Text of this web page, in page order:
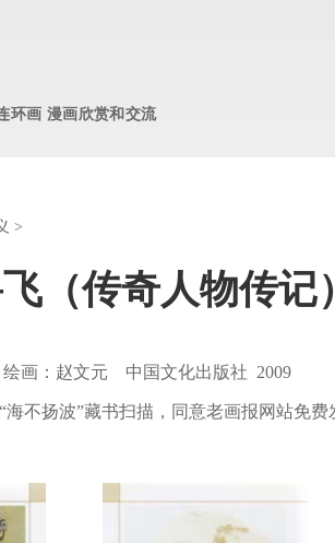
环画 漫画欣赏和交流
>
（传奇人物传记
画：赵文元 中国文化出版社 2009
不扬波”藏书扫描，同意老画报网站免